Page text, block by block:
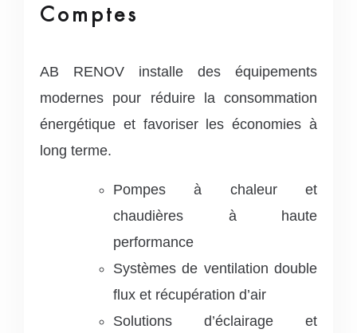
Comptes
AB RENOV installe des équipements
modernes pour réduire la consommation
énergétique et favoriser les économies à
long terme.
Pompes à chaleur et
chaudières à haute
performance
Systèmes de ventilation double
flux et récupération d’air
Solutions d’éclairage et